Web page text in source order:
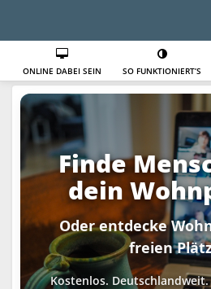
ONLINE DABEI SEIN SO FUNKTIONIERT’S
Finde
dein
Oder entdecke
freien
Kostenlos.